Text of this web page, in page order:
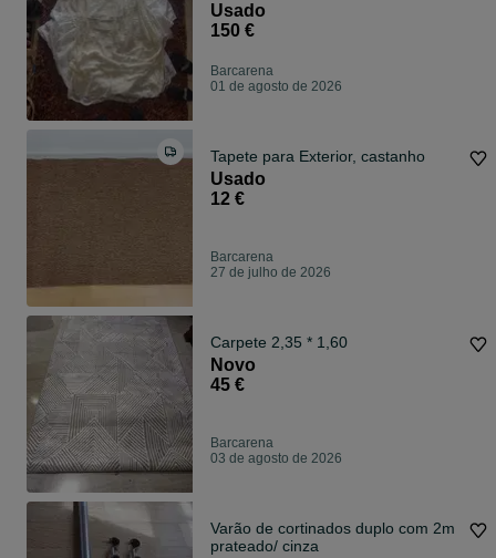
Usado
150 €
Barcarena
01 de agosto de 2026
Tapete para Exterior, castanho
Usado
12 €
Barcarena
27 de julho de 2026
Carpete 2,35 * 1,60
Novo
45 €
Barcarena
03 de agosto de 2026
Varão de cortinados duplo com 2m
prateado/ cinza